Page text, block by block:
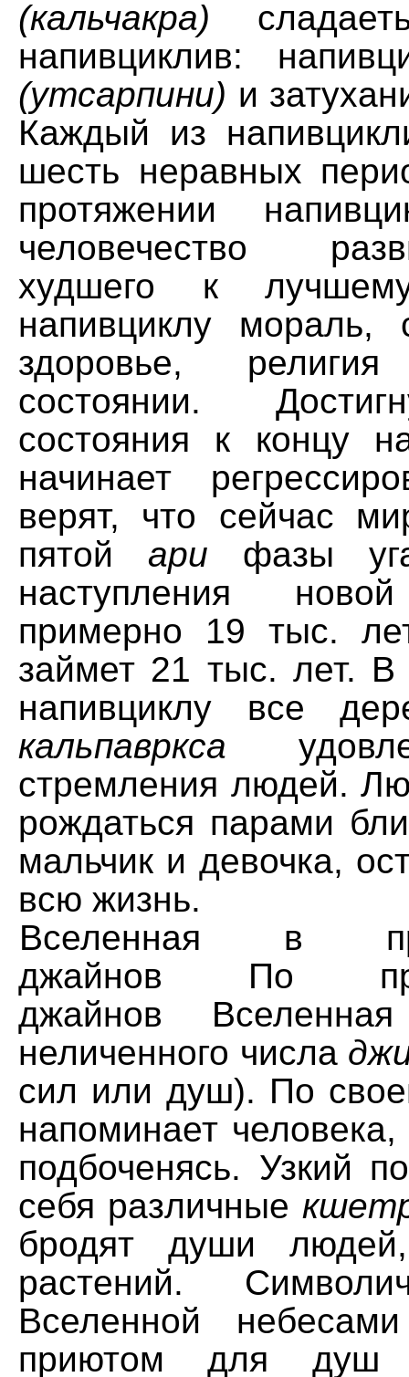
(кальчакра)
напивциклив:
(утсарпини) и
Каждый из
шесть неравных
протяжении
человечество
худшего к
напивциклу мораль,
здоровье,
состоянии.
состояния к концу
начинает
верят, что сейчас
пятой ари фазы
наступления
примерно 19 тыс.
займет 21 тыс. лет. В
напивциклу все
кальпавркса
стремления людей.
рождаться парами
мальчик и девочка,
всю жизнь.
Вселенная в
джайнов По
джайнов
неличенного числа
сил или душ). По
напоминает человека,
подбоченясь. Узкий
себя различные
бродят души
растений.
Вселенной
приютом для душ